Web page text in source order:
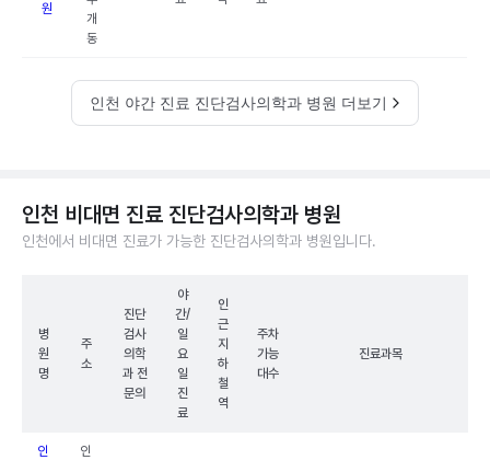
원
개
동
인천 야간 진료 진단검사의학과 병원 더보기
인천 비대면 진료 진단검사의학과 병원
인천에서 비대면 진료가 가능한 진단검사의학과 병원입니다.
병
원
명
주
소
진단
검사
의학
과 전
문의
야
간/
일
요
일
진
료
인
근
지
하
철
역
주차
가능
대수
진료과목
인 인